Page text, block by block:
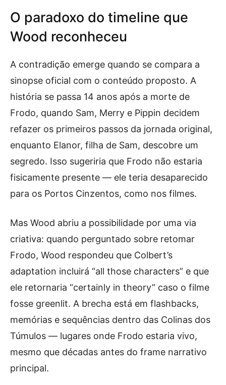
O paradoxo do timeline que
Wood reconheceu
A contradição emerge quando se compara a
sinopse oficial com o conteúdo proposto. A
história se passa 14 anos após a morte de
Frodo, quando Sam, Merry e Pippin decidem
refazer os primeiros passos da jornada original,
enquanto Elanor, filha de Sam, descobre um
segredo. Isso sugeriria que Frodo não estaria
fisicamente presente — ele teria desaparecido
para os Portos Cinzentos, como nos filmes.
Mas Wood abriu a possibilidade por uma via
criativa: quando perguntado sobre retomar
Frodo, Wood respondeu que Colbert’s
adaptation incluirá “all those characters” e que
ele retornaria “certainly in theory” caso o filme
fosse greenlit. A brecha está em flashbacks,
memórias e sequências dentro das Colinas dos
Túmulos — lugares onde Frodo estaria vivo,
mesmo que décadas antes do frame narrativo
principal.